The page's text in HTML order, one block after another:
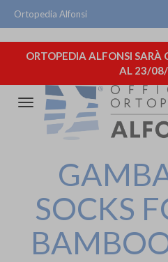
Ortopedia Alfonsi
ORTOPEDIA ALFONSI
AL 23/
Attiva/disattiva
navigazione
SOCKS